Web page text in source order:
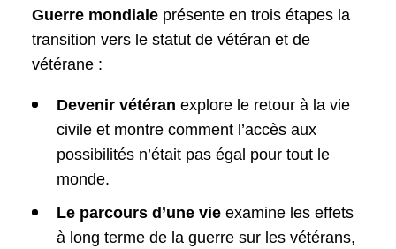
Guerre mondiale présente en trois étapes la
transition vers le statut de vétéran et de
vétérane :
Devenir vétéran explore le retour à la vie
civile et montre comment l’accès aux
possibilités n’était pas égal pour tout le
monde.
Le parcours d’une vie examine les effets
à long terme de la guerre sur les vétérans,